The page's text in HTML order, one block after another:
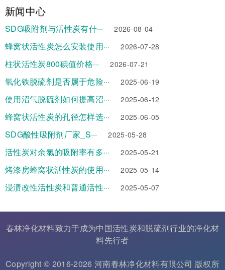
新闻中心
SDG吸附剂与活性炭有什··· 2026-08-04
蜂窝状活性炭怎么安装使用··· 2026-07-28
柱状活性炭800碘值价格··· 2026-07-21
氧化铁脱硫剂是否属于危险··· 2025-06-19
使用沼气脱硫剂如何提高沼··· 2025-06-12
蜂窝状活性炭的孔径怎样选··· 2025-06-05
SDG酸性吸附剂厂家_S··· 2025-05-28
活性炭对余氯的吸附率有多··· 2025-05-21
烤漆房蜂窝状活性炭的使用··· 2025-05-14
浸渍改性活性炭和普通活性··· 2025-05-07
春林净化材料致力于成为中国活性炭和脱硫剂行业的净化材
料先行者
Copyright © 2016-2026 河南春林净化材料有限公司 版权所